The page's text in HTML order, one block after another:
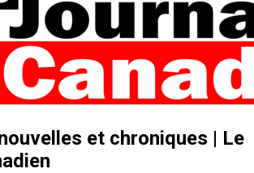
et chroniques | Le